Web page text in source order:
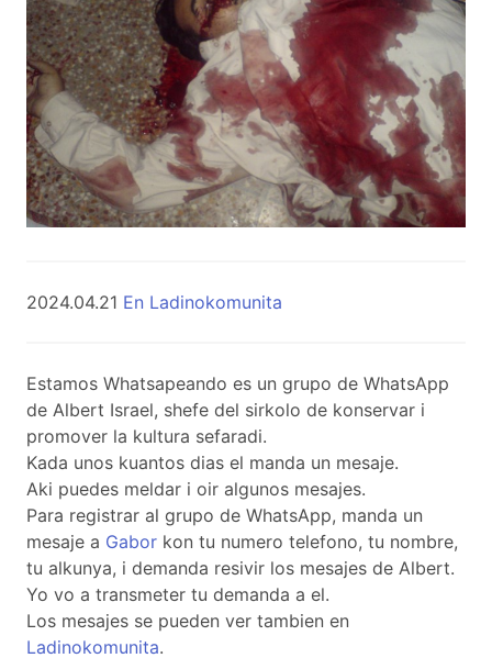
2024.04.21 En Ladinokomunita
Estamos Whatsapeando es un grupo de WhatsApp
de Albert Israel, shefe del sirkolo de konservar i
promover la kultura sefaradi.
Kada unos kuantos dias el manda un mesaje.
Aki puedes meldar i oir algunos mesajes.
Para registrar al grupo de WhatsApp, manda un
mesaje a Gabor kon tu numero telefono, tu nombre,
tu alkunya, i demanda resivir los mesajes de Albert.
Yo vo a transmeter tu demanda a el.
Los mesajes se pueden ver tambien en
Ladinokomunita.